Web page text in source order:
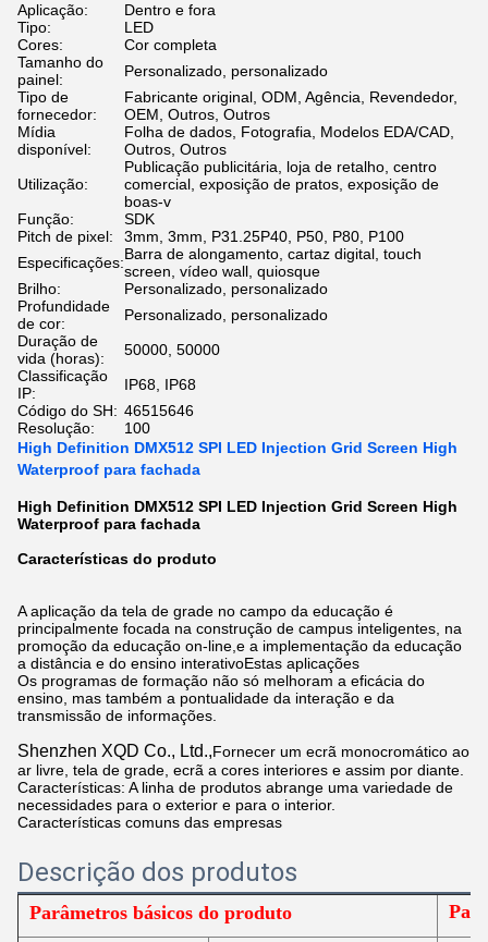
Aplicação:
Dentro e fora
Tipo:
LED
Cores:
Cor completa
Tamanho do
painel:
Personalizado, personalizado
Tipo de
fornecedor:
Fabricante original, ODM, Agência, Revendedor,
OEM, Outros, Outros
Mídia
disponível:
Folha de dados, Fotografia, Modelos EDA/CAD,
Outros, Outros
Utilização:
Publicação publicitária, loja de retalho, centro
comercial, exposição de pratos, exposição de
boas-v
Função:
SDK
Pitch de pixel:
3mm, 3mm, P31.25P40, P50, P80, P100
Especificações:Barra de alongamento, cartaz digital, touch
screen, vídeo wall, quiosque
Brilho:
Personalizado, personalizado
Profundidade
de cor:
Personalizado, personalizado
Duração de
vida (horas):
50000, 50000
Classificação
IP:
IP68, IP68
Código do SH: 46515646
Resolução:
100
High Definition DMX512 SPI LED Injection Grid Screen High
Waterproof para fachada
High Definition DMX512 SPI LED Injection Grid Screen High
Waterproof para fachada
Características do produto
A aplicação da tela de grade no campo da educação é
principalmente focada na construção de campus inteligentes, na
promoção da educação on-line,e a implementação da educação
a distância e do ensino interativoEstas aplicações
Os programas de formação não só melhoram a eficácia do
ensino, mas também a pontualidade da interação e da
transmissão de informações.
Shenzhen XQD Co., Ltd.,Fornecer um ecrã monocromático ao
ar livre, tela de grade, ecrã a cores interiores e assim por diante.
Características: A linha de produtos abrange uma variedade de
necessidades para o exterior e para o interior.
Características comuns das empresas
Descrição dos produtos
Parâmetros básicos do produto